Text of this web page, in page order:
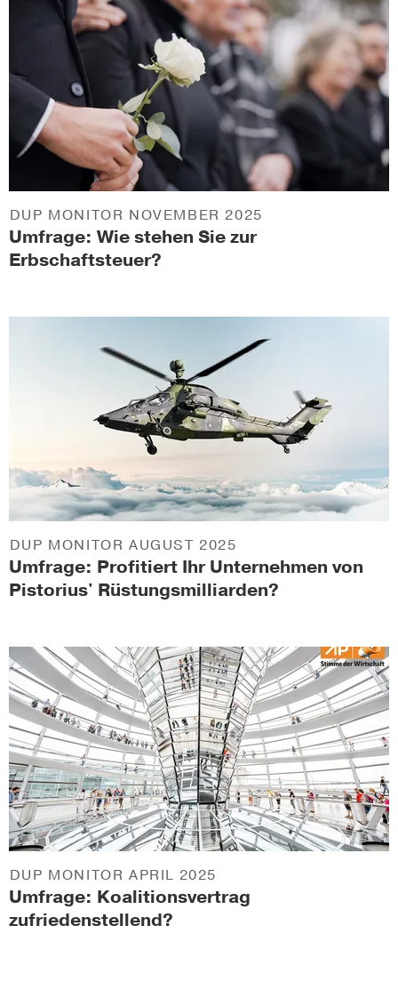
Umfrage: Wie stehen Sie zur
Erbschaftsteuer?
DUP MONITOR NOVEMBER 2025
Umfrage: Profitiert Ihr Unternehmen von
Pistorius' Rüstungsmilliarden?
DUP MONITOR AUGUST 2025
Umfrage: Koalitionsvertrag
zufriedenstellend?
DUP MONITOR APRIL 2025